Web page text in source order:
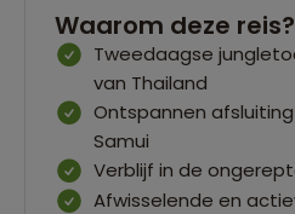
Waarom deze reis?
Tweedaagse
van Thailand
Ontspannen
Samui
Verblijf in de
Afwisselende en